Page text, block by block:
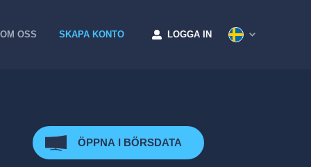
OM OSS SKAPA KONTO LOGGA IN
ÖPPNA I BÖRSDATA